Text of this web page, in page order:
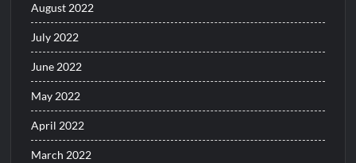
August 2022
July 2022
June 2022
May 2022
April 2022
March 2022